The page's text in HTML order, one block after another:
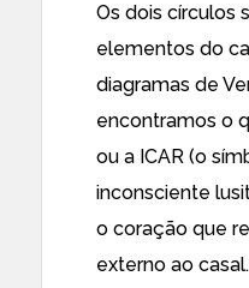
Os dois círculos
elementos do
diagramas de
encontramos o
ou a ICAR (o
inconsciente
o coração que
externo ao